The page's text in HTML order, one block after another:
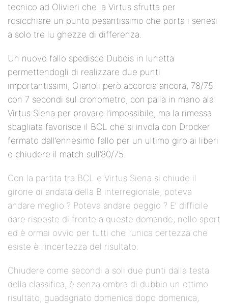
tecnico ad Olivieri che la Virtus sfrutta per
rosicchiare un punto pesantissimo che porta i senesi
a solo tre lu ghezze di differenza.
Un nuovo fallo spedisce Dubois in lunetta
permettendogli di realizzare due punti
importantissimi, Gianoli però accorcia ancora, 78/75
con 7 secondi sul cronometro, con palla in mano ala
Virtus Siena per provare l’impossibile, ma la rimessa
sbagliata favorisce il BCL che si invola con Drocker
fermato dall’ennesimo fallo per un ultimo giro ai liberi
e chiudere il match sull’80/75.
Con la partita tra BCL e Virtus Siena si chiude il
girone di andata della B interregionale, poteva
andare meglio ? Poteva andare peggio ? E’ difficile
dare risposte di fronte a queste domande, nello sport
ed è ormai ovvio per tutti che l’unica certezza che
esiste è l’incertezza del risultato.
Chiudere come secondi a soli due punti dalla testa
della classifica, è senza ombra di dubbio un ottimo
risultato, guadagnato domenica dopo domenica,